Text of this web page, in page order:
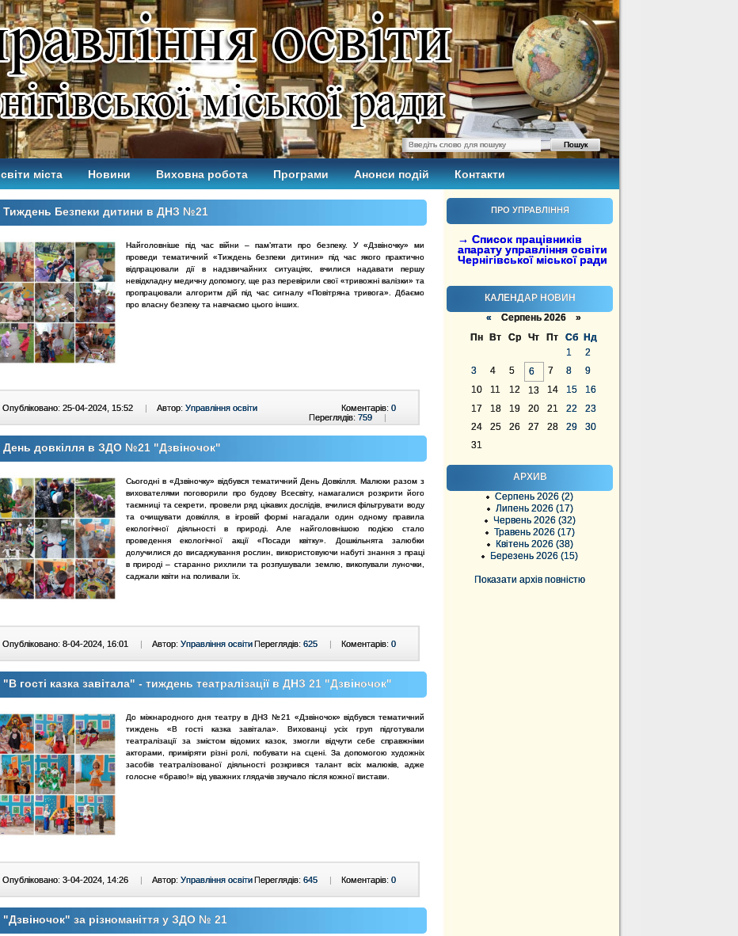
міста Новини Виховна робота Програми Анонси подій Контакти
ПРО УПРАВЛІННЯ
→ Список працівників
апарату управління освіти
Чернігівської міської ради
КАЛЕНДАР НОВИН
« Серпень 2026 »
Пн
Вт Ср Чт Пт Сб
Нд
1
2
3
4 5 6 7 8
9
10
11 12 13 14 15
16
17
18 19 20 21 22
23
24
25 26 27 28 29
30
31
АРХИВ
Серпень 2026 (2)
Липень 2026 (17)
Червень 2026 (32)
Травень 2026 (17)
Квітень 2026 (38)
Березень 2026 (15)
Показати архів повністю
Тиждень Безпеки дитини в ДНЗ №21
Найголовніше під час війни – пам’ятати про безпеку. У «Дзвіночку» ми
проведи тематичний «Тиждень безпеки дитини» під час якого практично
відпрацювали дії в надзвичайних ситуаціях, вчилися надавати першу
невідкладну медичну допомогу, ще раз перевірили свої «тривожні валізки» та
пропрацювали алгоритм дій під час сигналу «Повітряна тривога». Дбаємо
про власну безпеку та навчаємо цього інших.
Опубліковано: 25-04-2024, 15:52 | Автор: Управління освіти Коментарів: 0
Переглядів: 759 |
День довкілля в ЗДО №21 "Дзвіночок"
Сьогодні в «Дзвіночку» відбувся тематичний День Довкілля. Малюки разом з
вихователями поговорили про будову Всесвіту, намагалися розкрити його
таємниці та секрети, провели ряд цікавих дослідів, вчилися фільтрувати воду
та очищувати довкілля, в ігровій формі нагадали один одному правила
екологічної діяльності в природі. Але найголовнішою подією стало
проведення екологічної акції «Посади квітку». Дошкільнята залюбки
долучилися до висаджування рослин, використовуючи набуті знання з праці
в природі – старанно рихлили та розпушували землю, викопували луночки,
саджали квіти на поливали їх.
Опубліковано: 8-04-2024, 16:01 | Автор: Управління освіти Коментарів: 0
Переглядів: 625 |
"В гості казка завітала" - тиждень театралізації в ДНЗ 21 "Дзвіночок"
До міжнародного дня театру в ДНЗ №21 «Дзвіночок» відбувся тематичний
тиждень «В гості казка завітала». Вихованці усіх груп підготували
театралізації за змістом відомих казок, змогли відчути себе справжніми
акторами, приміряти різні ролі, побувати на сцені. За допомогою художніх
засобів театралізованої діяльності розкрився талант всіх малюків, адже
голосне «браво!» від уважних глядачів звучало після кожної вистави.
Опубліковано: 3-04-2024, 14:26 | Автор: Управління освіти Коментарів: 0
Переглядів: 645 |
"Дзвіночок" за різноманіття у ЗДО № 21